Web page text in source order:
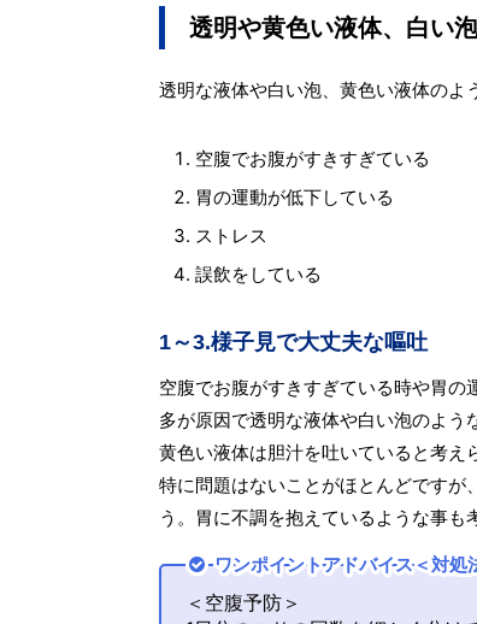
透明や黄色い液体、白い
透明な液体や白い泡、黄色い液体のよ
空腹でお腹がすきすぎている
胃の運動が低下している
ストレス
誤飲をしている
1～3.様子見で大丈夫な嘔吐
空腹でお腹がすきすぎている時や胃
多が原因で透明な液体や白い泡のよう
黄色い液体は胆汁を吐いていると考
特に問題はないことがほとんどですが
う。胃に不調を抱えているような事も
ワンポイントアドバイス＜対処
＜空腹予防＞